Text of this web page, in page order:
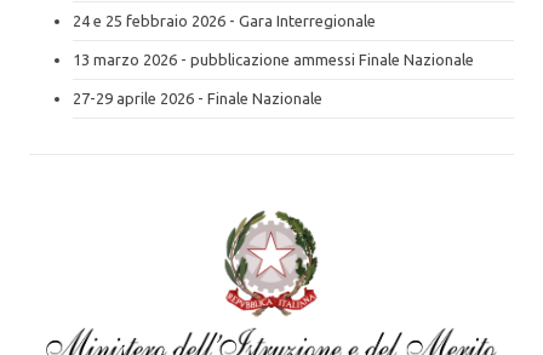
24 e 25 febbraio 2026 - Gara Interregionale
13 marzo 2026 - pubblicazione ammessi Finale Nazionale
27-29 aprile 2026 - Finale Nazionale